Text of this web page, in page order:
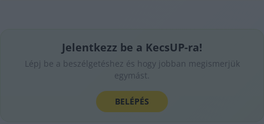
Jelentkezz be a KecsUP-ra!
Lépj be a beszélgetéshez és hogy jobban megismerjük
egymást.
BELÉPÉS